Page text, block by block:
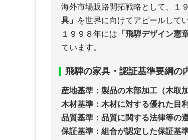
海外市場販路開拓戦略として、１
具」
を世界に向けてアピールしてい
１９９８年には 「飛騨デザイン憲章
ています。
飛騨の家具・認証基準要綱の
産地基準：製品の木部加工（木取
木材基準：木材に対する優れた目
品質基準：品質に関する法律等の
保証基準：組合が認定した保証基